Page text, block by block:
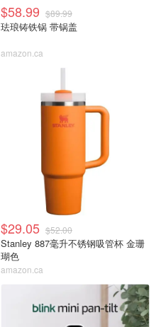
$58.99 $89.99
珐琅铸铁锅 带锅盖
amazon.ca
$29.05 $52.00
Stanley 887毫升不锈钢吸管杯 金珊
瑚色
amazon.ca